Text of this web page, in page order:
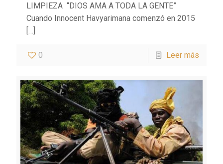
LIMPIEZA “DIOS AMA A TODA LA GENTE”
Cuando Innocent Havyarimana comenzó en 2015
[…]
0 Leer más